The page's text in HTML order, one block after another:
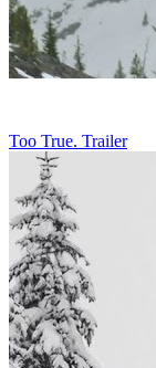
Too True. Trailer